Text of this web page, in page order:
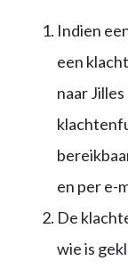
Indien
een
naar
en per e-
De
wie is